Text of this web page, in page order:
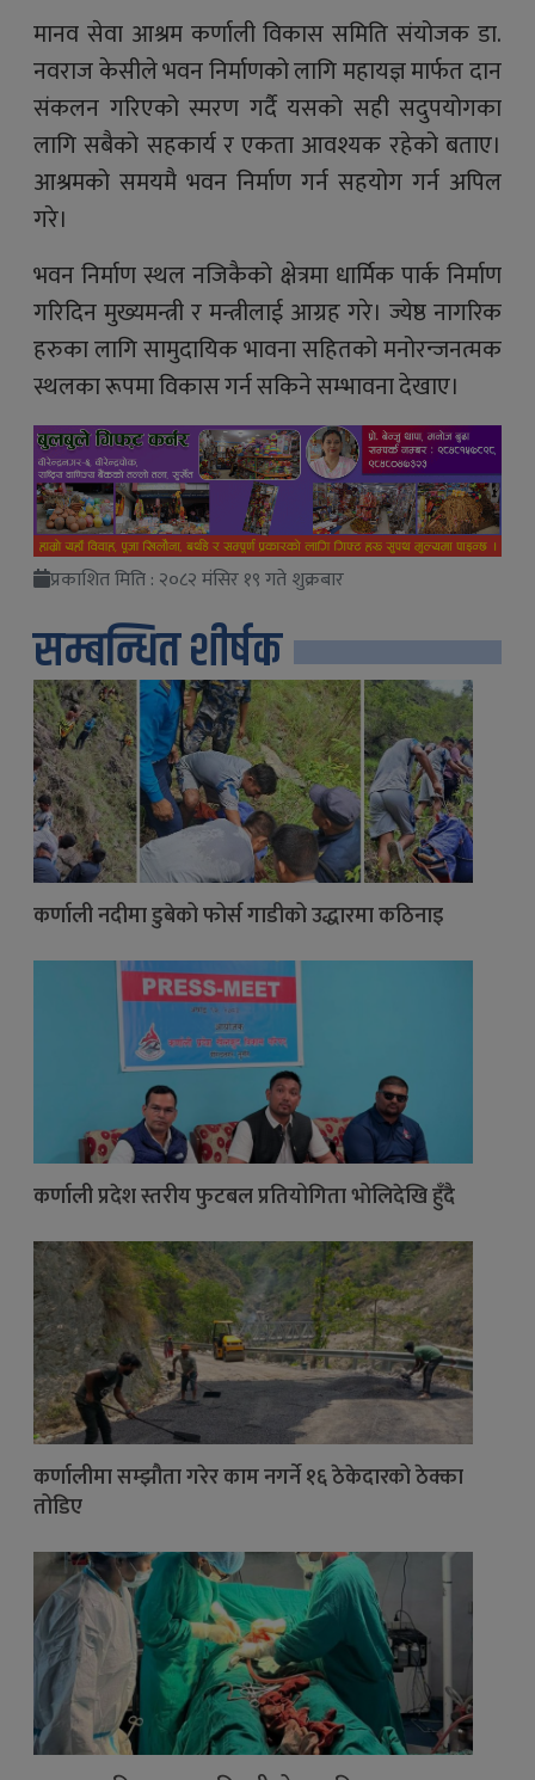
मानव सेवा आश्रम कर्णाली विकास समिति संयोजक डा.
नवराज केसीले भवन निर्माणको लागि महायज्ञ मार्फत दान
संकलन गरिएको स्मरण गर्दै यसको सही सदुपयोगका
लागि सबैको सहकार्य र एकता आवश्यक रहेको बताए।
आश्रमको समयमै भवन निर्माण गर्न सहयोग गर्न अपिल
गरे।
भवन निर्माण स्थल नजिकैको क्षेत्रमा धार्मिक पार्क निर्माण
गरिदिन मुख्यमन्त्री र मन्त्रीलाई आग्रह गरे। ज्येष्ठ नागरिक
हरुका लागि सामुदायिक भावना सहितको मनोरन्जनत्मक
स्थलका रूपमा विकास गर्न सकिने सम्भावना देखाए।
प्रकाशित मिति : २०८२ मंसिर १९ गते शुक्रबार
सम्बन्धित शीर्षक
कर्णाली नदीमा डुबेको फोर्स गाडीको उद्धारमा कठिनाइ
कर्णाली प्रदेश स्तरीय फुटबल प्रतियोगिता भोलिदेखि हुँदै
कर्णालीमा सम्झौता गरेर काम नगर्ने १६ ठेकेदारको ठेक्का
तोडिए